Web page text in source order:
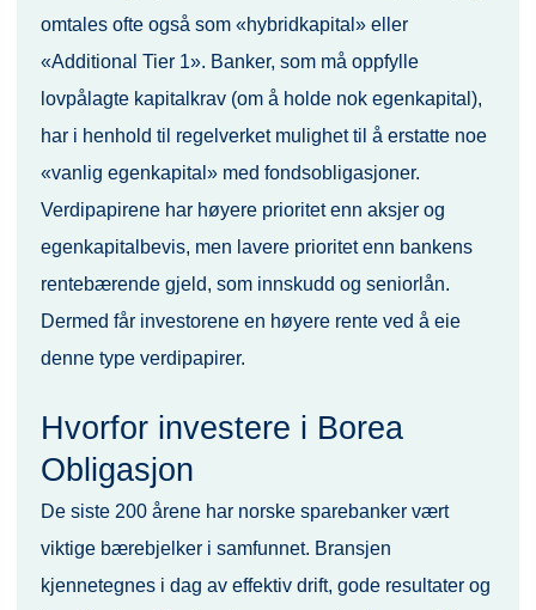
omtales ofte også som «hybridkapital» eller
«Additional Tier 1». Banker, som må oppfylle
lovpålagte kapitalkrav (om å holde nok egenkapital),
har i henhold til regelverket mulighet til å erstatte noe
«vanlig egenkapital» med fondsobligasjoner.
Verdipapirene har høyere prioritet enn aksjer og
egenkapitalbevis, men lavere prioritet enn bankens
rentebærende gjeld, som innskudd og seniorlån.
Dermed får investorene en høyere rente ved å eie
denne type verdipapirer.
Hvorfor investere i Borea
Obligasjon
De siste 200 årene har norske sparebanker vært
viktige bærebjelker i samfunnet. Bransjen
kjennetegnes i dag av effektiv drift, gode resultater og